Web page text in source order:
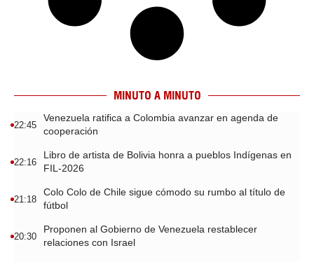
MINUTO A MINUTO
22:45
Venezuela ratifica a Colombia avanzar en agenda de
cooperación
22:16
Libro de artista de Bolivia honra a pueblos Indígenas en
FIL-2026
21:18
Colo Colo de Chile sigue cómodo su rumbo al título de
fútbol
20:30
Proponen al Gobierno de Venezuela restablecer
relaciones con Israel